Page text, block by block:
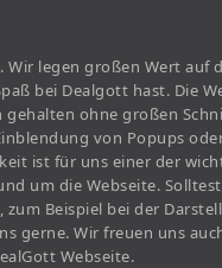
Wir legen großen Wert auf
bei Dealgott hast. Die
ohne großen
von Popups
ist für uns einer der
um die Webseite.
Beispiel bei der
gerne. Wir freuen uns
Webseite.